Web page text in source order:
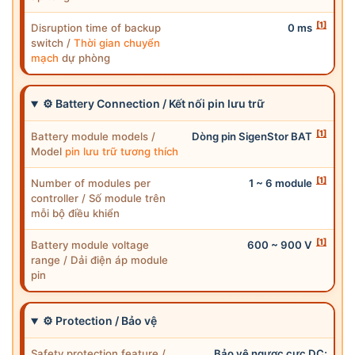
Disruption time of backup
switch / Thời gian chuyển
mạch dự phòng
0 ms [1]
⚙ Battery Connection / Kết nối pin lưu trữ
Battery module models /
Model pin lưu trữ tương thích
Dòng pin SigenStor BAT [1]
Number of modules per
controller / Số module trên
mỗi bộ điều khiển
1 ~ 6 module [1]
Battery module voltage
range / Dải điện áp module
pin
600 ~ 900 V [1]
⚙ Protection / Bảo vệ